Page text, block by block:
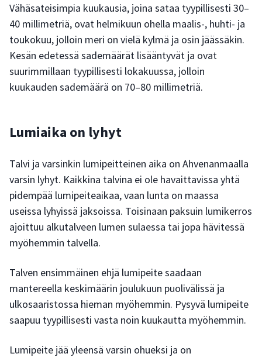
Vähäsateisimpia kuukausia, joina sataa tyypillisesti 30–
40 millimetriä, ovat helmikuun ohella maalis-, huhti- ja
toukokuu, jolloin meri on vielä kylmä ja osin jäässäkin.
Kesän edetessä sademäärät lisääntyvät ja ovat
suurimmillaan tyypillisesti lokakuussa, jolloin
kuukauden sademäärä on 70–80 millimetriä.
Lumiaika on lyhyt
Talvi ja varsinkin lumipeitteinen aika on Ahvenanmaalla
varsin lyhyt. Kaikkina talvina ei ole havaittavissa yhtä
pidempää lumipeiteaikaa, vaan lunta on maassa
useissa lyhyissä jaksoissa. Toisinaan paksuin lumikerros
ajoittuu alkutalveen lumen sulaessa tai jopa hävitessä
myöhemmin talvella.
Talven ensimmäinen ehjä lumipeite saadaan
mantereella keskimäärin joulukuun puolivälissä ja
ulkosaaristossa hieman myöhemmin. Pysyvä lumipeite
saapuu tyypillisesti vasta noin kuukautta myöhemmin.
Lumipeite jää yleensä varsin ohueksi ja on